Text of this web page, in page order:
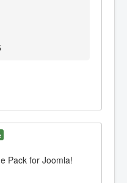
Pack for Joomla!